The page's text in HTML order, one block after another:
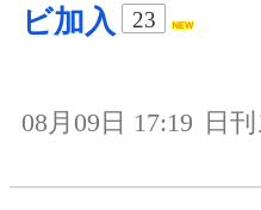
ビ加入
23
08月09日 17:19 日